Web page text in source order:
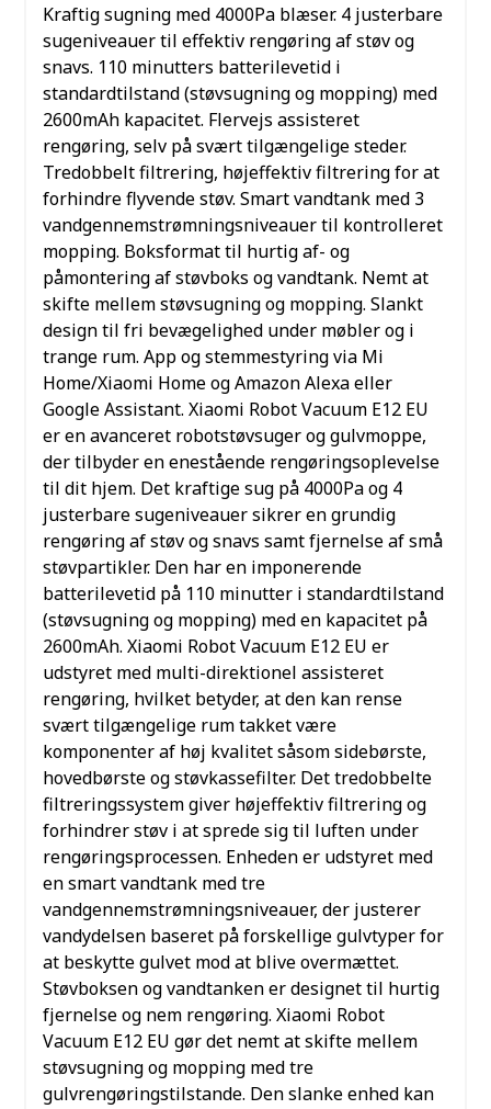
Kraftig sugning med 4000Pa blæser.4 justerbare
sugeniveauer til effektiv rengøring af støv og
snavs. 110 minutters batterilevetid i
standardtilstand (støvsugning og mopping) med
2600mAh kapacitet. Flervejs assisteret
rengøring, selv på svært tilgængelige steder.
Tredobbelt filtrering, højeffektiv filtrering for at
forhindre flyvende støv. Smart vandtank med 3
vandgennemstrømningsniveauer til kontrolleret
mopping. Boksformat til hurtig af- og
påmontering af støvboks og vandtank. Nemt at
skifte mellem støvsugning og mopping. Slankt
design til fri bevægelighed under møbler og i
trange rum. App og stemmestyring via Mi
Home/Xiaomi Home og Amazon Alexa eller
Google Assistant. Xiaomi Robot Vacuum E12 EU
er en avanceret robotstøvsuger og gulvmoppe,
der tilbyder en enestående rengøringsoplevelse
til dit hjem. Det kraftige sug på 4000Pa og 4
justerbare sugeniveauer sikrer en grundig
rengøring af støv og snavs samt fjernelse af små
støvpartikler. Den har en imponerende
batterilevetid på 110 minutter i standardtilstand
(støvsugning og mopping) med en kapacitet på
2600mAh. Xiaomi Robot Vacuum E12 EU er
udstyret med multi-direktionel assisteret
rengøring, hvilket betyder, at den kan rense
svært tilgængelige rum takket være
komponenter af høj kvalitet såsom sidebørste,
hovedbørste og støvkassefilter. Det tredobbelte
filtreringssystem giver højeffektiv filtrering og
forhindrer støv i at sprede sig til luften under
rengøringsprocessen. Enheden er udstyret med
en smart vandtank med tre
vandgennemstrømningsniveauer, der justerer
vandydelsen baseret på forskellige gulvtyper for
at beskytte gulvet mod at blive overmættet.
Støvboksen og vandtanken er designet til hurtig
fjernelse og nem rengøring. Xiaomi Robot
Vacuum E12 EU gør det nemt at skifte mellem
støvsugning og mopping med tre
gulvrengøringstilstande. Den slanke enhed kan